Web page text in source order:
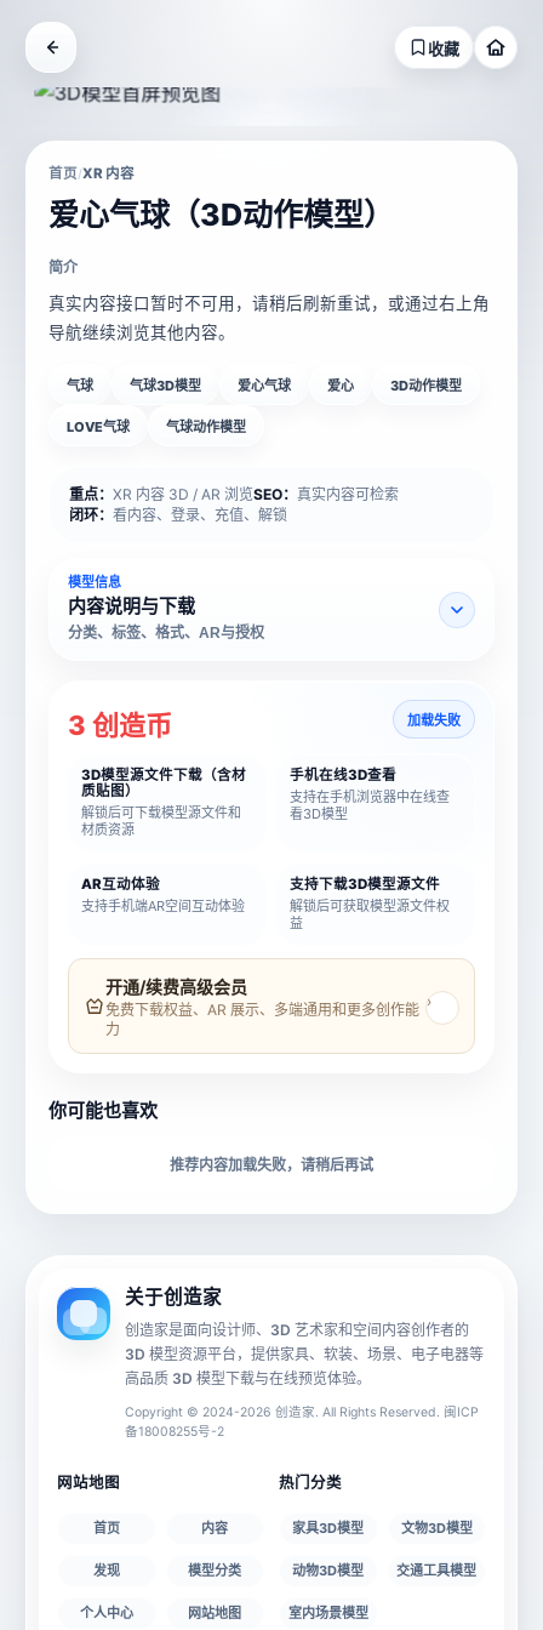
收藏
首页/XR 内容
爱心气球（3D动作模型）
简介
真实内容接口暂时不可用，请稍后刷新重试，或通过右上角
导航继续浏览其他内容。
气球 气球3D模型 爱心气球 爱心 3D动作模型
LOVE气球 气球动作模型
重点： XR 内容 3D / AR 浏览SEO： 真实内容可检索
闭环： 看内容、登录、充值、解锁
模型信息
内容说明与下载
分类、标签、格式、AR与授权
模型名称
材质贴图
文件大小
3 创造币 加载失败
3D模型源文件下载（含材
质贴图）
解锁后可下载模型源文件和
材质资源
手机在线3D查看
支持在手机浏览器中在线查
看3D模型
AR互动体验
支持手机端AR空间互动体验
支持下载3D模型源文件
解锁后可获取模型源文件权
益
开通/续费高级会员
免费下载权益、AR 展示、多端通用和更多创作能
力
›
你可能也喜欢
推荐内容加载失败，请稍后再试
关于创造家
创造家是面向设计师、3D 艺术家和空间内容创作者的
3D 模型资源平台，提供家具、软装、场景、电子电器等
高品质 3D 模型下载与在线预览体验。
Copyright © 2024-2026 创造家. All Rights Reserved. 闽ICP
备18008255号-2
网站地图
首页 内容
发现 模型分类
个人中心 网站地图
热门分类
家具3D模型 文物3D模型
动物3D模型 交通工具模型
室内场景模型